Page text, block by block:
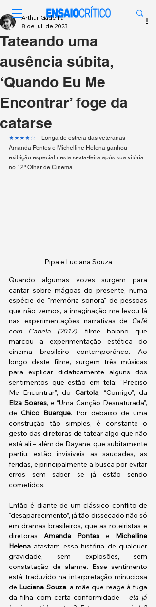
Tateando uma
ausência súbita,
‘Quando Eu Me
Encontrar’ foge da
catarse
Arthur Gadelha
8 de jul. de 2023
★★★★☆
Longa de estreia das veteranas
Amanda Pontes e Michelline Helena ganhou
exibição especial nesta sexta-feira após sua vitória
no 12º Olhar de Cinema
Pipa e Luciana Souza
Quando algumas vozes surgem para
cantar sobre mágoas do presente, numa
espécie de "memória sonora" de pessoas
que não vemos, a imaginação me levou lá
nas experimentações narrativas de Café
com Canela (2017), filme baiano que
marcou a experimentação estética do
cinema brasileiro contemporâneo. Ao
longo deste filme, surgem três músicas
para explicar didaticamente alguns dos
sentimentos que estão em tela: “Preciso
Me Encontrar”, do Cartola
Elza Soares, e “Uma Canção Desnaturada”,
de Chico Buarque. Por debaixo de uma
construção tão simples, é constante o
gesto das diretoras de tatear algo que não
está ali – além de Dayane, que subitamente
partiu, estão invisíveis as saudades, as
feridas, e principalmente a busca por evitar
erros sem saber se já estão sendo
cometidos.
Então é diante de um clássico conflito de
“desaparecimento”, já tão dissecado não só
em dramas brasileiros, que as roteiristas e
diretoras Amanda Pontes e Michelline
Helena afastam essa história de qualquer
gravidade, sem explosões, sem
constatação de alarme. Esse sentimento
está traduzido na interpretação minuciosa
de Luciana Souza, a mãe que reage à fuga
da filha com certa conformidade – ela já